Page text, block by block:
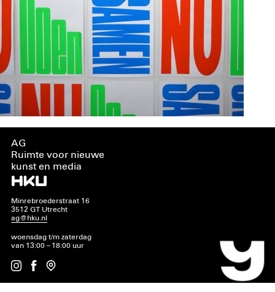
AG
Ruimte voor nieuwe
kunst en media
Minrebroederstraat 16
3512 GT Utrecht
ag@hku.nl
woensdag t/m zaterdag
van 13:00 – 18:00 uur